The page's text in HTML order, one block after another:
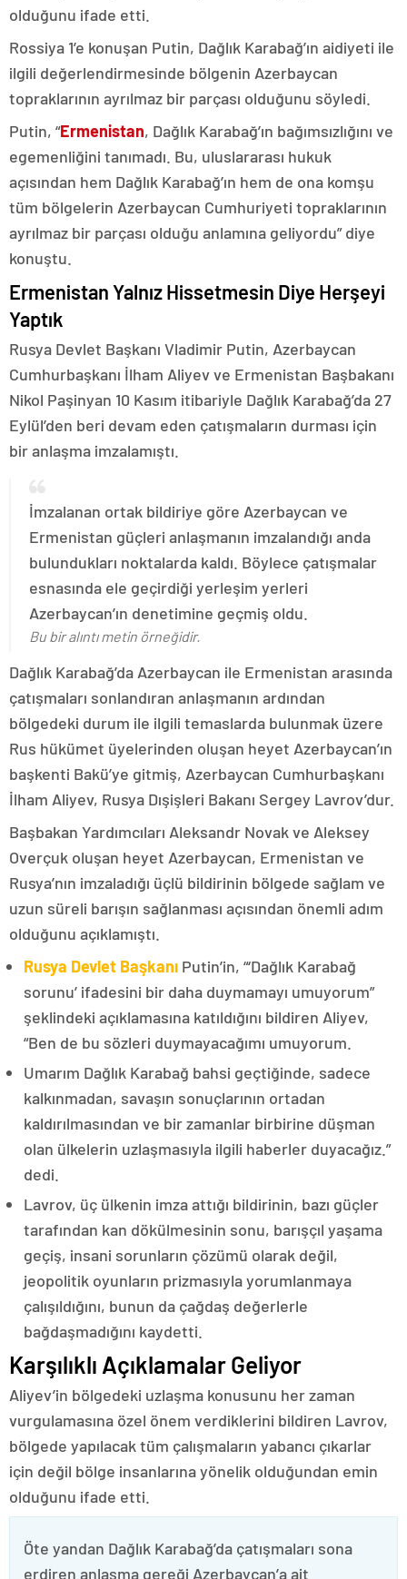
olduğunu ifade etti.
Rossiya 1’e konuşan Putin, Dağlık Karabağ’ın aidiyeti ile
ilgili değerlendirmesinde bölgenin Azerbaycan
topraklarının ayrılmaz bir parçası olduğunu söyledi.
Putin, “Ermenistan, Dağlık Karabağ’ın bağımsızlığını ve
egemenliğini tanımadı. Bu, uluslararası hukuk
açısından hem Dağlık Karabağ’ın hem de ona komşu
tüm bölgelerin Azerbaycan Cumhuriyeti topraklarının
ayrılmaz bir parçası olduğu anlamına geliyordu” diye
konuştu.
Ermenistan Yalnız Hissetmesin Diye Herşeyi
Yaptık
Rusya Devlet Başkanı Vladimir Putin, Azerbaycan
Cumhurbaşkanı İlham Aliyev ve Ermenistan Başbakanı
Nikol Paşinyan 10 Kasım itibariyle Dağlık Karabağ’da 27
Eylül’den beri devam eden çatışmaların durması için
bir anlaşma imzalamıştı.
İmzalanan ortak bildiriye göre Azerbaycan ve
Ermenistan güçleri anlaşmanın imzalandığı anda
bulundukları noktalarda kaldı. Böylece çatışmalar
esnasında ele geçirdiği yerleşim yerleri
Azerbaycan’ın denetimine geçmiş oldu.
Bu bir alıntı metin örneğidir.
Dağlık Karabağ’da Azerbaycan ile Ermenistan arasında
çatışmaları sonlandıran anlaşmanın ardından
bölgedeki durum ile ilgili temaslarda bulunmak üzere
Rus hükümet üyelerinden oluşan heyet Azerbaycan’ın
başkenti Bakü’ye gitmiş, Azerbaycan Cumhurbaşkanı
İlham Aliyev, Rusya Dışişleri Bakanı Sergey Lavrov’dur.
Başbakan Yardımcıları Aleksandr Novak ve Aleksey
Overçuk oluşan heyet Azerbaycan, Ermenistan ve
Rusya’nın imzaladığı üçlü bildirinin bölgede sağlam ve
uzun süreli barışın sağlanması açısından önemli adım
olduğunu açıklamıştı.
Rusya Devlet Başkanı Putin’in, “‘Dağlık Karabağ
sorunu’ ifadesini bir daha duymamayı umuyorum”
şeklindeki açıklamasına katıldığını bildiren Aliyev,
“Ben de bu sözleri duymayacağımı umuyorum.
Umarım Dağlık Karabağ bahsi geçtiğinde, sadece
kalkınmadan, savaşın sonuçlarının ortadan
kaldırılmasından ve bir zamanlar birbirine düşman
olan ülkelerin uzlaşmasıyla ilgili haberler duyacağız.”
dedi.
Lavrov, üç ülkenin imza attığı bildirinin, bazı güçler
tarafından kan dökülmesinin sonu, barışçıl yaşama
geçiş, insani sorunların çözümü olarak değil,
jeopolitik oyunların prizmasıyla yorumlanmaya
çalışıldığını, bunun da çağdaş değerlerle
bağdaşmadığını kaydetti.
Karşılıklı Açıklamalar Geliyor
Aliyev’in bölgedeki uzlaşma konusunu her zaman
vurgulamasına özel önem verdiklerini bildiren Lavrov,
bölgede yapılacak tüm çalışmaların yabancı çıkarlar
için değil bölge insanlarına yönelik olduğundan emin
olduğunu ifade etti.
Öte yandan Dağlık Karabağ’da çatışmaları sona
erdiren anlaşma gereği Azerbaycan’a ait